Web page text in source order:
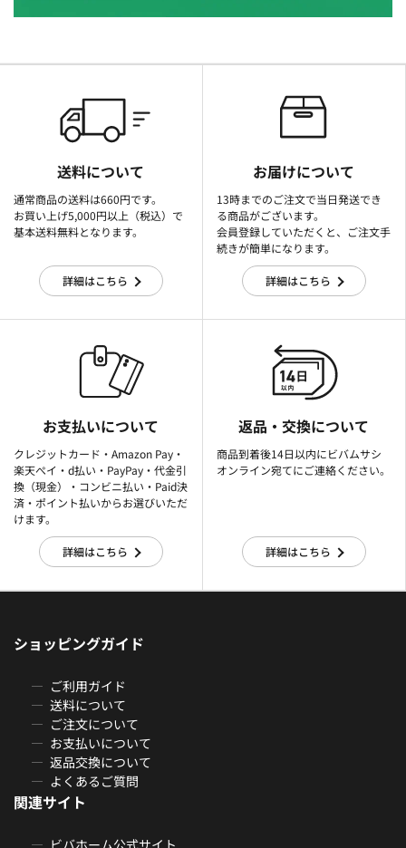
送料について
通常商品の送料は660円です。
お買い上げ5,000円以上（税込）で
基本送料無料となります。
詳細はこちら
お届けについて
13時までのご注文で当日発送でき
る商品がございます。
会員登録していただくと、ご注文手
続きが簡単になります。
詳細はこちら
お支払いについて
クレジットカード・Amazon Pay・
楽天ぺイ・d払い・PayPay・代金引
換（現金）・コンビニ払い・Paid決
済・ポイント払いからお選びいただ
けます。
詳細はこちら
返品・交換について
商品到着後14日以内にビバムサシ
オンライン宛てにご連絡ください。
詳細はこちら
ショッピングガイド
ご利用ガイド
送料について
ご注文について
お支払いについて
返品交換について
よくあるご質問
関連サイト
ビバホーム公式サイト